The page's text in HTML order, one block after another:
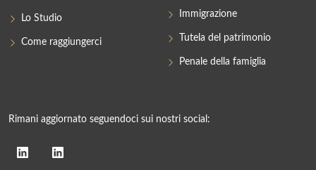
Lo Studio
Come raggiungerci
Immigrazione
Tutela del patrimonio
Penale della famiglia
Rimani aggiornato seguendoci sui nostri social: